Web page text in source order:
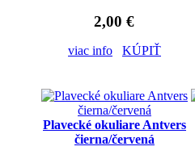
2,00 €
viac info KÚPIŤ
Plavecké okuliare Antvers
čierna/červená